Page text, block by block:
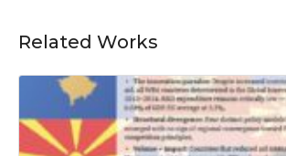
Related Works